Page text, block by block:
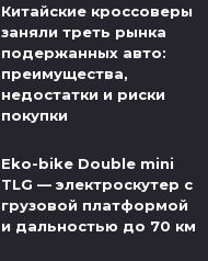
Китайские кроссоверы
заняли треть рынка
подержанных авто:
преимущества,
недостатки и риски
покупки
Eko-bike Double mini
TLG — электроскутер с
грузовой платформой
и дальностью до 70 км